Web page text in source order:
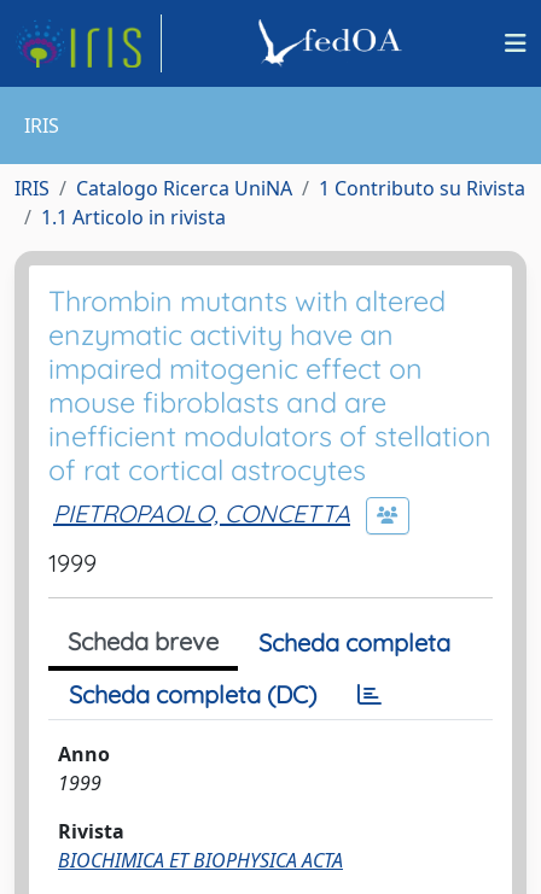
IRIS
IRIS Catalogo Ricerca UniNA
1 Contributo su Rivista
1.1 Articolo in rivista
Thrombin mutants with altered
enzymatic activity have an
impaired mitogenic effect on
mouse fibroblasts and are
inefficient modulators of stellation
of rat cortical astrocytes
PIETROPAOLO, CONCETTA
1999
Scheda breve
Scheda completa
Scheda completa (DC)
Anno
1999
Rivista
BIOCHIMICA ET BIOPHYSICA ACTA